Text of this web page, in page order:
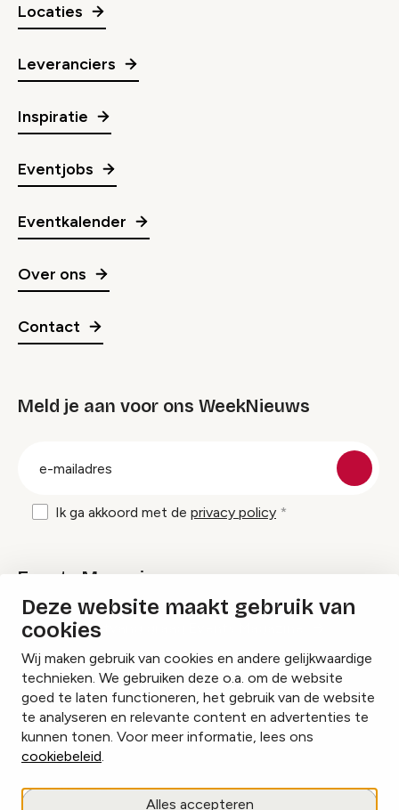
Deze website maakt gebruik van
cookies
Wij maken gebruik van cookies en andere gelijkwaardige
technieken. We gebruiken deze o.a. om de website
goed te laten functioneren, het gebruik van de website
te analyseren en relevante content en advertenties te
kunnen tonen. Voor meer informatie, lees ons
cookiebeleid.
Alles accepteren
Locaties
Leveranciers
Inspiratie
Eventjobs
Eventkalender
Over ons
Contact
Meld je aan voor ons WeekNieuws
Ik ga akkoord met de privacy policy
Events Magazine
Ik ontvang graag Events Magazine
InstagramFacebookLinkedIn
Cookies beheren